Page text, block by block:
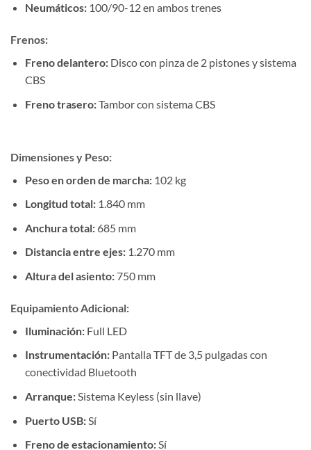
Neumáticos:100/90-12 en ambos trenes
Frenos:
Freno delantero:Disco con pinza de 2 pistones y sistema
CBS
Freno trasero:Tambor con sistema CBS
Dimensiones y Peso:
Peso en orden de marcha:102 kg
Longitud total:1.840 mm
Anchura total:685 mm
Distancia entre ejes:1.270 mm
Altura del asiento:750 mm
Equipamiento Adicional:
Iluminación:Full LED
Instrumentación:Pantalla TFT de 3,5 pulgadas con
conectividad Bluetooth
Arranque:Sistema Keyless (sin llave)
Puerto USB:Sí
Freno de estacionamiento:Sí